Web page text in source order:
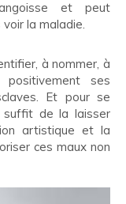
et peut
voir la maladie.
à nommer, à
ses
Et pour se
suffit de la laisser
artistique et la
ces maux non